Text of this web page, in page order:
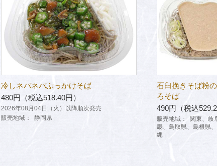
冷しネバネバぶっかけそば
480円（税込518.40円）
2026年08月04日（火）以降順次発売
販売地域：
静岡県
石臼挽きそば粉
ろそば
490円（税込
販売地域：
関東、岐
畿、鳥取県、島根県
縄